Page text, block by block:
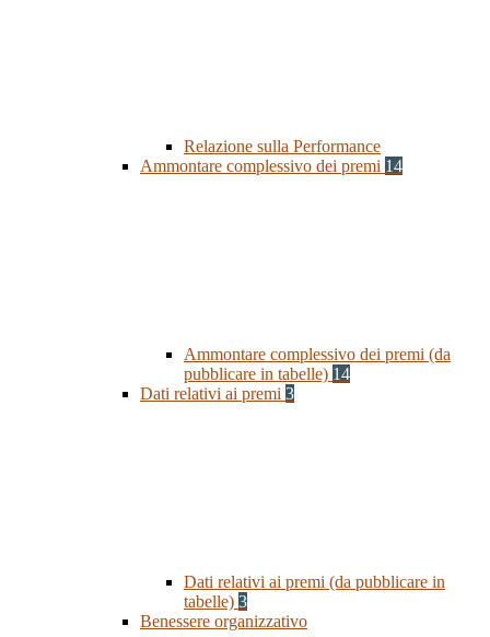
Relazione sulla Performance
Ammontare complessivo dei premi 14
Ammontare complessivo dei premi (da
pubblicare in tabelle) 14
Dati relativi ai premi 3
Dati relativi ai premi (da pubblicare in
tabelle) 3
Benessere organizzativo